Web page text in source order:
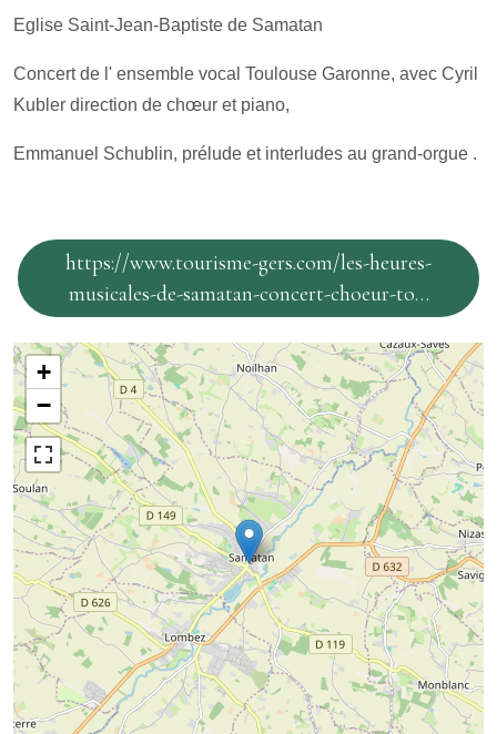
Eglise Saint-Jean-Baptiste de Samatan
Concert de l' ensemble vocal Toulouse Garonne, avec Cyril
Kubler direction de chœur et piano,
Emmanuel Schublin, prélude et interludes au grand-orgue .
https://www.tourisme-gers.com/les-heures-
musicales-de-samatan-concert-choeur-to…
+
−